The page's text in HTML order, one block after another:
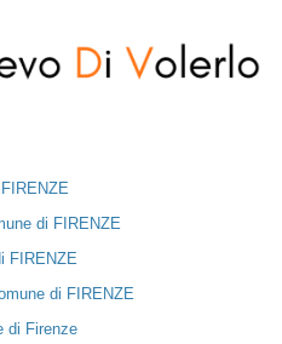
di FIRENZE
FIRENZE
di FIRENZE
di Firenze